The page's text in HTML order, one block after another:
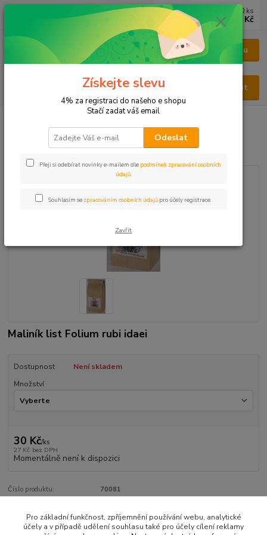
Menu
Hledat
0 ks
0 Kč
Maliník list
Maliník list Folium rubi idaei
Dostupnost
Není skladem
Množství
30 Kč/ks
27 Kč bez DPH
Momentálně není k dispozici
Číslo produktu: 70081
Zboží zařazeno v kategoriích
Získejte slevu
4% za registraci do našeho e shopu
Stačí zadat váš email
Odeslat
Přeji si odebírat novinky e-mailem dle podmínek zpracování osobních
údajů.
Souhlasím se zpracováním osobních údajů pro účely registrace.
Zavřít
Pro základní funkčnost, zpříjemnění používání webu, analytické
účely a v případě udělení souhlasu také pro účely cílení reklamy